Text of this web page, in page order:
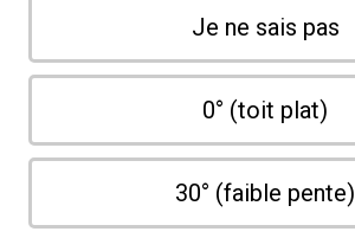
Je ne sais pas
0° (toit plat)
30° (faible pente)